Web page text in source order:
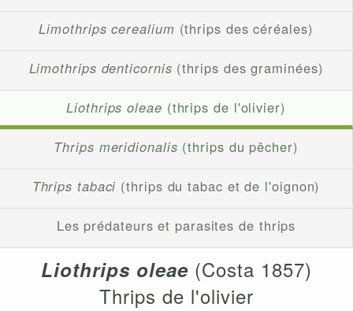
Limothrips cerealium (thrips des céréales)
Limothrips denticornis (thrips des graminées)
Liothrips oleae (thrips de l'olivier)
Thrips meridionalis (thrips du pêcher)
Thrips tabaci (thrips du tabac et de l'oignon)
Les prédateurs et parasites de thrips
Liothrips oleae (Costa 1857)
Thrips de l'olivier